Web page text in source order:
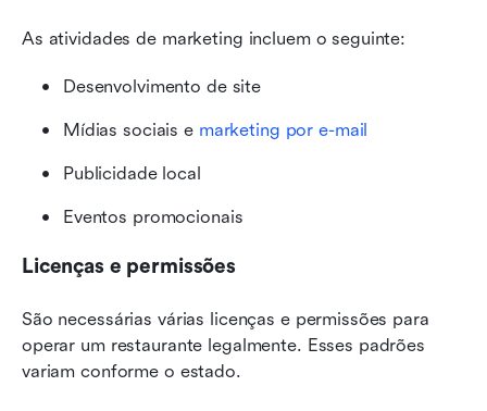
As atividades de marketing incluem o seguinte:
Desenvolvimento de site
Mídias sociais e marketing por e-mail
Publicidade local
Eventos promocionais
Licenças e permissões
São necessárias várias licenças e permissões para
operar um restaurante legalmente. Esses padrões
variam conforme o estado.